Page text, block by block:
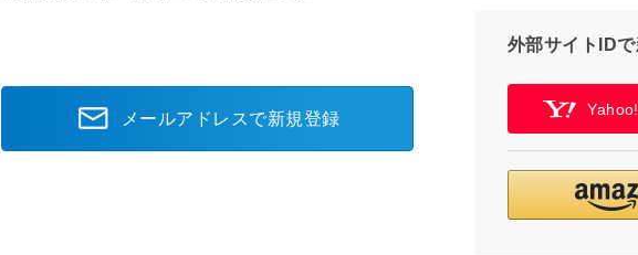
メールアドレスで新規登録
外部サイトID